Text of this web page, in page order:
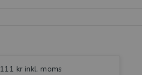
111 kr inkl. moms